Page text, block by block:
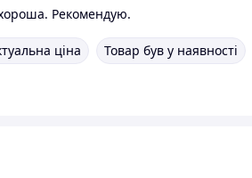
Рекомендую.
ціна Товар був у наявності